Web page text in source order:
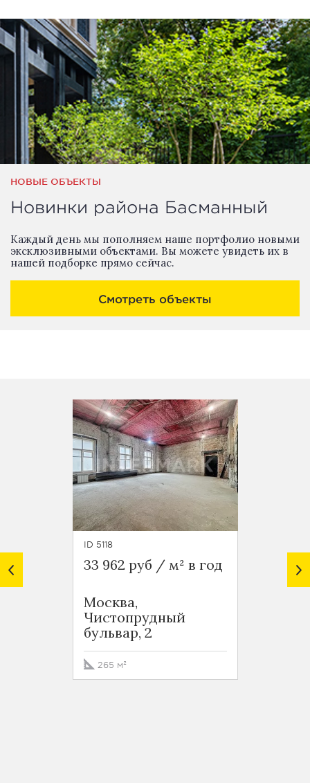
НОВЫЕ ОБЪЕКТЫ
Новинки района Басманный
Каждый день мы пополняем наше портфолио новыми
эксклюзивными объектами. Вы можете увидеть их в
нашей подборке прямо сейчас.
Смотреть объекты
ID 5118
33 962 руб / м² в год
Москва,
Чистопрудный
бульвар, 2
265 м²
30